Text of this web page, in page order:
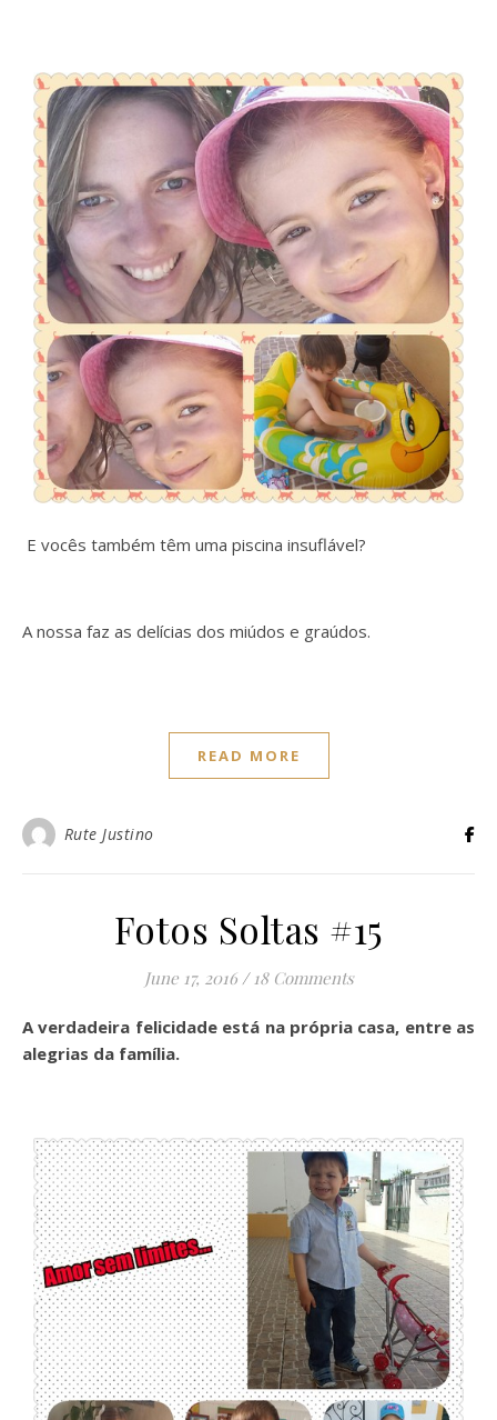
E vocês também têm uma piscina insuflável?
A nossa faz as delícias dos miúdos e graúdos.
READ MORE
Rute Justino
Fotos Soltas #15
June 17, 2016 / 18 Comments
A verdadeira felicidade está na própria casa, entre as
alegrias da família.